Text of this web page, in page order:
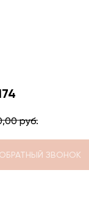
руб.
ОБРАТНЫЙ ЗВОНОК